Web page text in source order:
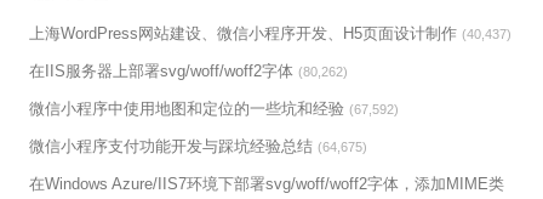
上海WordPress网站建设、微信小程序开发、H5页面设计制作 (40,437)
在IIS服务器上部署svg/woff/woff2字体 (80,262)
微信小程序中使用地图和定位的一些坑和经验 (67,592)
微信小程序支付功能开发与踩坑经验总结 (64,675)
在Windows Azure/IIS7环境下部署svg/woff/woff2字体，添加MIME类